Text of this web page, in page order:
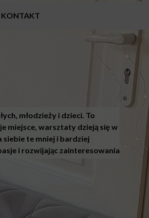
KONTAKT
młodzieży i dzieci. To
miejsce, warsztaty dzieją się w
siebie te mniej i bardziej
i rozwijając zainteresowania